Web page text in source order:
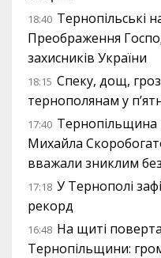
18:40 Тернопільські
Преображення
захисників України
18:15 Спеку, дощ,
тернополянам у
17:40 Тернопільщина
Михайла
вважали зниклим
17:18 У Тернополі
рекорд
16:48 На щиті
Тернопільщини: